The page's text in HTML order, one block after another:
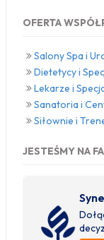
OFERTA
Salony Spa i
Dietetycy i
Lekarze i
Sanatoria i
Siłownie i
JESTEŚMY NA